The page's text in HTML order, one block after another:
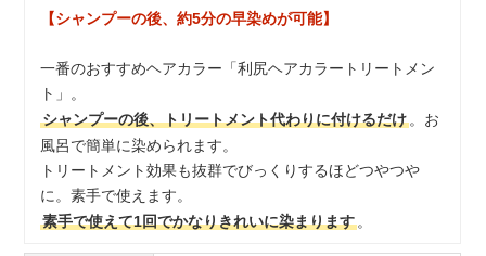
【シャンプーの後、約5分の早染めが可能】
一番のおすすめヘアカラー「利尻ヘアカラートリートメン
ト」。
シャンプーの後、トリートメント代わりに付けるだけ。お
風呂で簡単に染められます。
トリートメント効果も抜群でびっくりするほどつやつや
に。素手で使えます。
素手で使えて1回でかなりきれいに染まります。